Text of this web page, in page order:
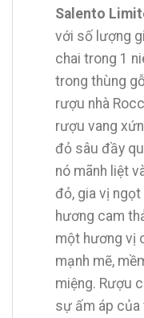
Salento
với số lượng
chai trong 1
trong thùng
rượu nhà
rượu vang
đỏ sâu đầy
nó mãnh liệt
đỏ, gia vị
hương cam
một hương vị
mạnh mẽ,
miệng. Rượu
sự ấm áp của